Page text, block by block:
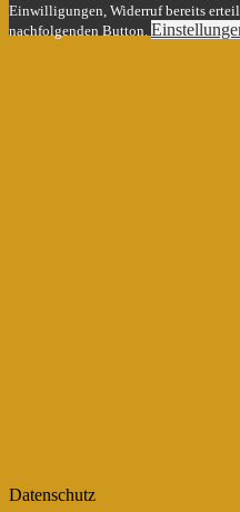
Einwilligungen, Widerruf bereits
nachfolgenden Button.
Datenschutz